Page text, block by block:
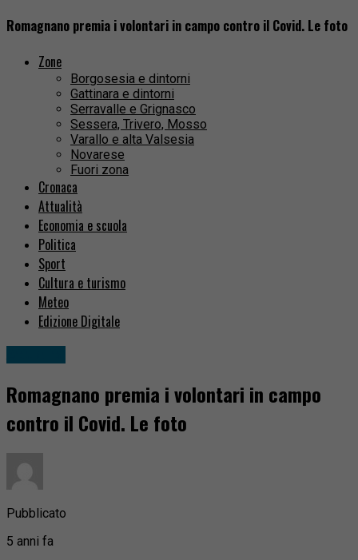
Romagnano premia i volontari in campo contro il Covid. Le foto
Zone
Borgosesia e dintorni
Gattinara e dintorni
Serravalle e Grignasco
Sessera, Trivero, Mosso
Varallo e alta Valsesia
Novarese
Fuori zona
Cronaca
Attualità
Economia e scuola
Politica
Sport
Cultura e turismo
Meteo
Edizione Digitale
Romagnano premia i volontari in campo
contro il Covid. Le foto
Pubblicato
5 anni fa